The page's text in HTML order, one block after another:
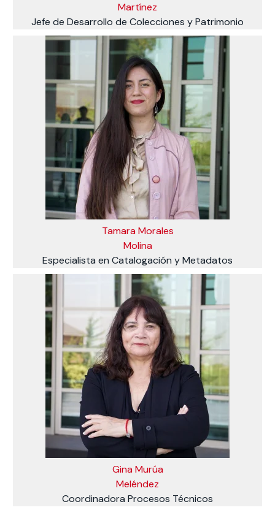
Martínez
Jefe de Desarrollo de Colecciones y Patrimonio
Tamara Morales
Molina
Especialista en Catalogación y Metadatos
Gina Murúa
Meléndez
Coordinadora Procesos Técnicos